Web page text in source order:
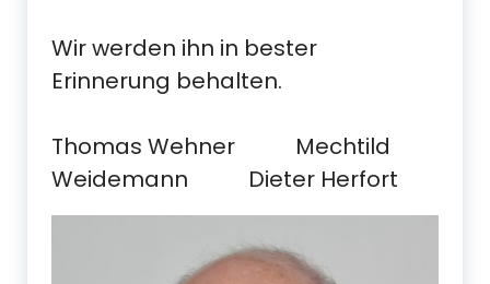
Wir werden ihn in bester
Erinnerung behalten.
Thomas Wehner Mechtild
Weidemann Dieter Herfort